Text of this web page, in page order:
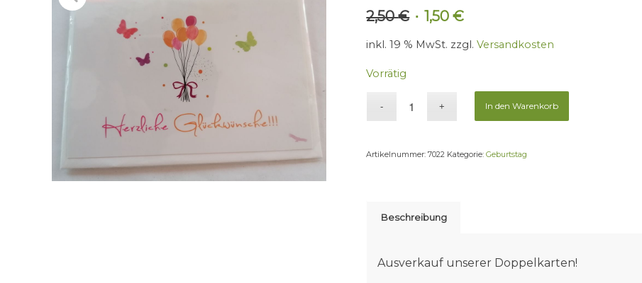
2,50€ Ursprünglicher
war:
1,50€Aktueller
ist:
inkl. 19 % MwSt. zzgl.Versandkosten
Vorrätig
In den Warenkorb
Artikelnummer:7022 Kategorie:Geburtstag
Beschreibung
Ausverkauf unserer Doppelkarten!